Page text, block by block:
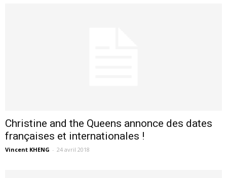
Christine and the Queens annonce des dates
françaises et internationales !
Vincent KHENG - 24 avril 2018